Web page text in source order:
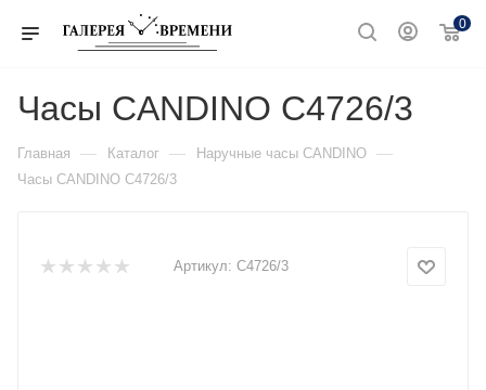
0
Часы CANDINO C4726/3
Главная — Каталог — Наручные часы CANDINO —
Часы CANDINO C4726/3
Артикул: C4726/3